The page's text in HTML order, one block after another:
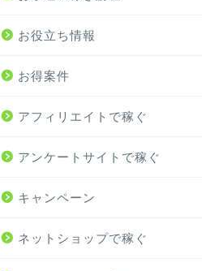
お役立ち情報
お得案件
アフィリエイトで稼ぐ
アンケートサイトで稼ぐ
キャンペーン
ネットショップで稼ぐ